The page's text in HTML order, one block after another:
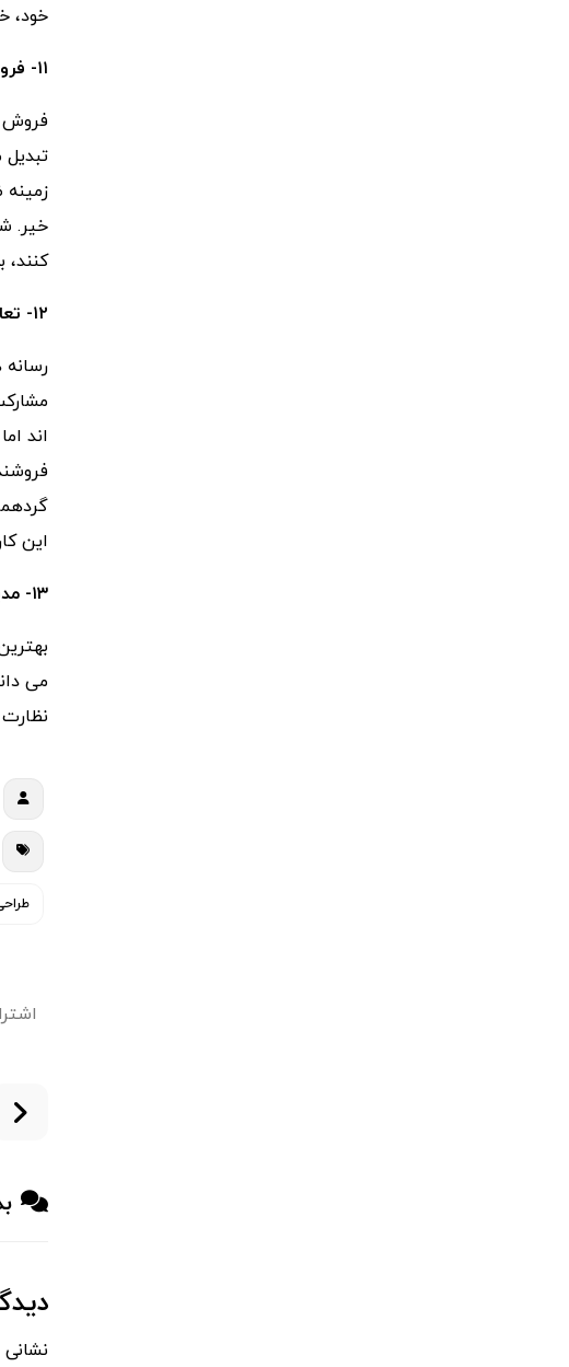
خود،
۱۱- فروش تلفنی
خیر.
کنند،
۱۲- تعامل اجتماعی با خریداران
اند
این
۱۳- مدیریت شخصی
می